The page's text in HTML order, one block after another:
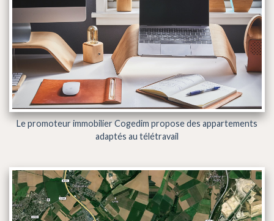
Le promoteur immobilier Cogedim propose des appartements
adaptés au télétravail